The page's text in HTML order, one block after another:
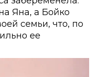
Яна, а Бойко
семьи, что, по
ее